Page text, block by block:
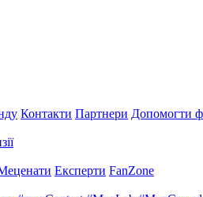
Контакти Партнери Допомогти
Експерти FanZone